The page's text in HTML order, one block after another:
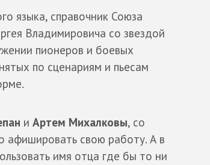
языка, справочник Союза
Владимировича со звездой
пионеров и боевых
по сценариям и пьесам
и Артем Михалковы, со
афишировать свою работу. А в
имя отца где бы то ни